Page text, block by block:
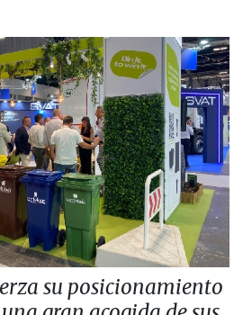
su posicionamiento